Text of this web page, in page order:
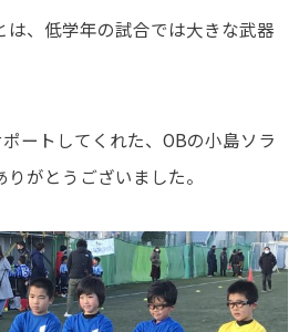
、低学年の試合では大きな武器
ートしてくれた、OBの小島ソラ
がとうございました。